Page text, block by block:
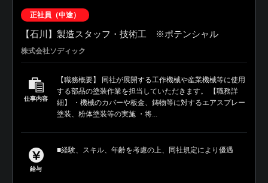
正社員（中途）
【石川】製造スタッフ・技術工 ※ポテンシャル
株式会社ソディック
仕事内容
【職務概要】 同社が展開する工作機械や産業機械等に使用
する部品の塗装作業を担当していただきます。 【職務詳
細】 ・機械のカバーや板金、鋳物等に対するエアスプレー
塗装、粉体塗装等の実施 ・将...
給与
■経験、スキル、年齢を考慮の上、同社規定により優遇